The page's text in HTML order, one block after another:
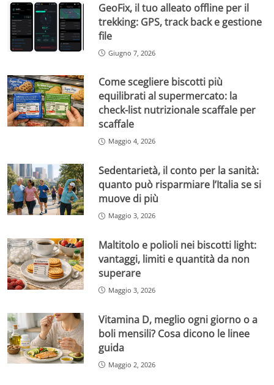
GeoFix, il tuo alleato offline per il
trekking: GPS, track back e gestione
file
Giugno 7, 2026
Come scegliere biscotti più
equilibrati al supermercato: la
check-list nutrizionale scaffale per
scaffale
Maggio 4, 2026
Sedentarietà, il conto per la sanità:
quanto può risparmiare l’Italia se si
muove di più
Maggio 3, 2026
Maltitolo e polioli nei biscotti light:
vantaggi, limiti e quantità da non
superare
Maggio 3, 2026
Vitamina D, meglio ogni giorno o a
boli mensili? Cosa dicono le linee
guida
Maggio 2, 2026